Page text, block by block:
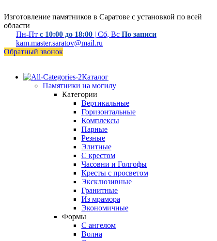
Изготовление памятников в Саратове с установкой по всей
области
Пн-Пт с 10:00 до 18:00 | Сб, Вс По записи
kam.master.saratov@mail.ru
Обратный звонок
Каталог
Памятники на могилу
Категории
Вертикальные
Горизонтальные
Комплексы
Парные
Резные
Элитные
С крестом
Часовни и Голгофы
Кресты с просветом
Эксклюзивные
Гранитные
Из мрамора
Экономичные
Формы
С ангелом
Волна